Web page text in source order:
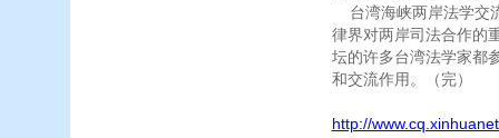
台湾海峡两岸法学交
律界对两岸司法合作的
坛的许多台湾法学家都
和交流作用。（完）
http://